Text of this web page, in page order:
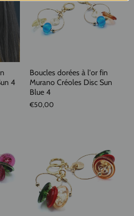
4
Boucles dorées à l'or fin
Murano Créoles Disc Sun
Blue 4
€50,00